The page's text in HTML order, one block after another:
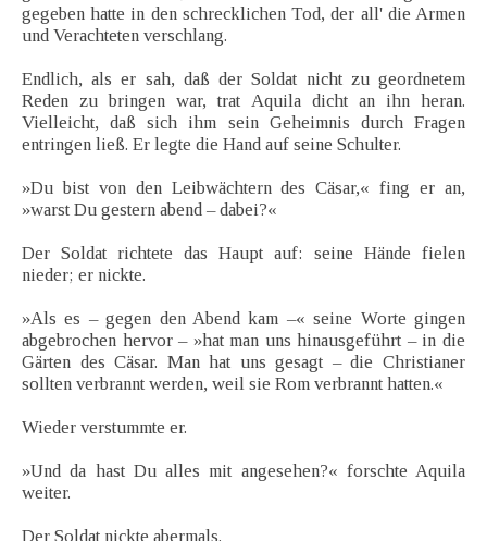
gegeben hatte in den schrecklichen Tod, der all' die Armen
und Verachteten verschlang.
Endlich, als er sah, daß der Soldat nicht zu geordnetem
Reden zu bringen war, trat Aquila dicht an ihn heran.
Vielleicht, daß sich ihm sein Geheimnis durch Fragen
entringen ließ. Er legte die Hand auf seine Schulter.
»Du bist von den Leibwächtern des Cäsar,« fing er an,
»warst Du gestern abend – dabei?«
Der Soldat richtete das Haupt auf: seine Hände fielen
nieder; er nickte.
»Als es – gegen den Abend kam –« seine Worte gingen
abgebrochen hervor – »hat man uns hinausgeführt – in die
Gärten des Cäsar. Man hat uns gesagt – die Christianer
sollten verbrannt werden, weil sie Rom verbrannt hatten.«
Wieder verstummte er.
»Und da hast Du alles mit angesehen?« forschte Aquila
weiter.
Der Soldat nickte abermals.